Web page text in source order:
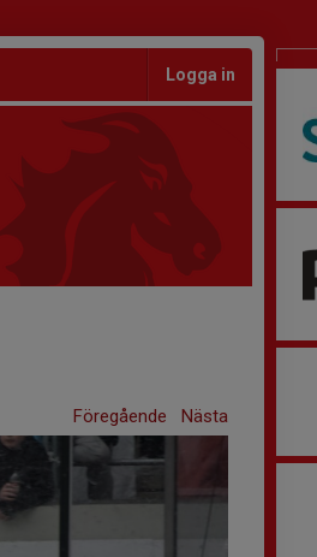
Logga in
Föregående Nästa